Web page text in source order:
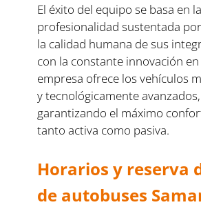
El éxito del equipo se basa en la
profesionalidad sustentada
la calidad humana de sus
con la constante innovación
empresa ofrece los vehículos
y tecnológicamente avanzados,
garantizando el máximo
tanto activa como pasiva.
Horarios y reserva
de autobuses